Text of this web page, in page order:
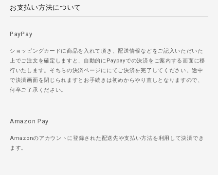
お支払い方法について
PayPay
ショッピングカードに商品を入れて頂き、配送情報などをご記入いただいた
上でご注文を確定しますと、自動的にPaypayでの決済をご案内する画面に移
行いたします。そちらの決済ページににてご決済を完了してください。途中
で決済画面を閉じられますとお手続きは初めからやり直しとなりますので、
何卒ご了承ください。
Amazon Pay
Amazonのアカウントに登録された配送先や支払い方法を利用して決済でき
ます。